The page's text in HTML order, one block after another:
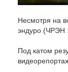
Несмотря на
эндуро (ЧРЭН
Под катом